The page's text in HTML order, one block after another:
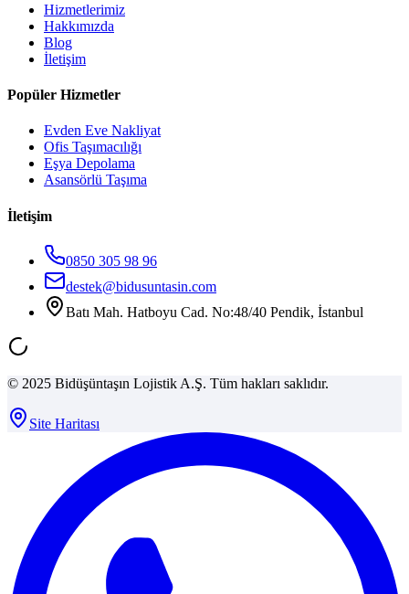
Hizmetlerimiz
Hakkımızda
Blog
İletişim
Popüler Hizmetler
Evden Eve Nakliyat
Ofis Taşımacılığı
Eşya Depolama
Asansörlü Taşıma
İletişim
0850 305 98 96
destek@bidusuntasin.com
Batı Mah. Hatboyu Cad. No:48/40 Pendik, İstanbul
© 2025 Bidüşüntaşın Lojistik A.Ş. Tüm hakları saklıdır.
Site Haritası